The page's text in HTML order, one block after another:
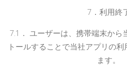
7．利用終
7.1 ． ユーザーは、携帯端末から
トールすることで当社アプリの
ます。